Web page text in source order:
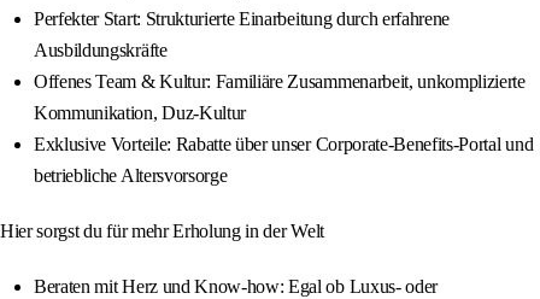
Perfekter Start: Strukturierte Einarbeitung durch erfahrene
Ausbildungskräfte
Offenes Team & Kultur: Familiäre Zusammenarbeit, unkomplizierte
Kommunikation, Duz-Kultur
Exklusive Vorteile: Rabatte über unser Corporate-Benefits-Portal und
betriebliche Altersvorsorge
Hier sorgst du für mehr Erholung in der Welt
Beraten mit Herz und Know-how: Egal ob Luxus- oder